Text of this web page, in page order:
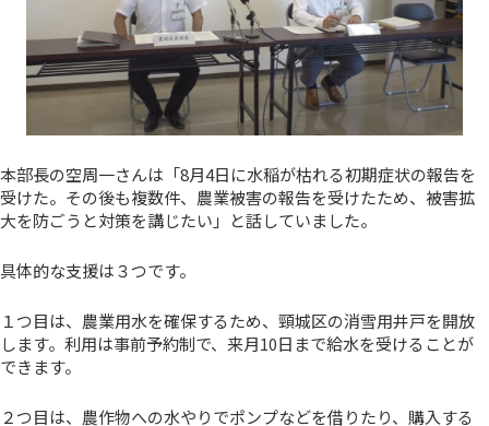
本部長の空周一さんは「8月4日に水稲が枯れる初期症状の報告を
受けた。その後も複数件、農業被害の報告を受けたため、被害拡
大を防ごうと対策を講じたい」と話していました。
具体的な支援は３つです。
１つ目は、農業用水を確保するため、頸城区の消雪用井戸を開放
します。利用は事前予約制で、来月10日まで給水を受けることが
できます。
２つ目は、農作物への水やりでポンプなどを借りたり、購入する